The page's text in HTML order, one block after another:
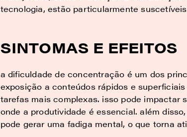
tecnologia, estão particularmente
SINTOMAS E EFEITOS
a dificuldade de concentração é um dos
exposição a conteúdos rápidos e
tarefas mais complexas. isso pode impactar
onde a produtividade é essencial. além
pode gerar uma fadiga mental, o que torna